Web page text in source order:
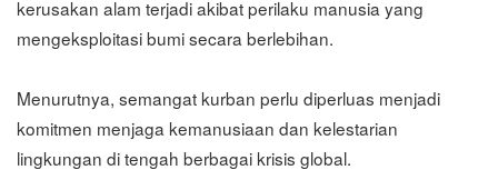
kerusakan alam terjadi akibat perilaku manusia yang
mengeksploitasi bumi secara berlebihan.
Menurutnya, semangat kurban perlu diperluas menjadi
komitmen menjaga kemanusiaan dan kelestarian
lingkungan di tengah berbagai krisis global.